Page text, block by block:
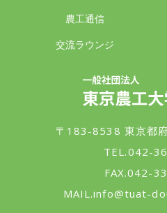
農工通信
交流ラウンジ
〒183-8538 東京都
TEL.042-
FAX.042-
MAIL.info@tuat-